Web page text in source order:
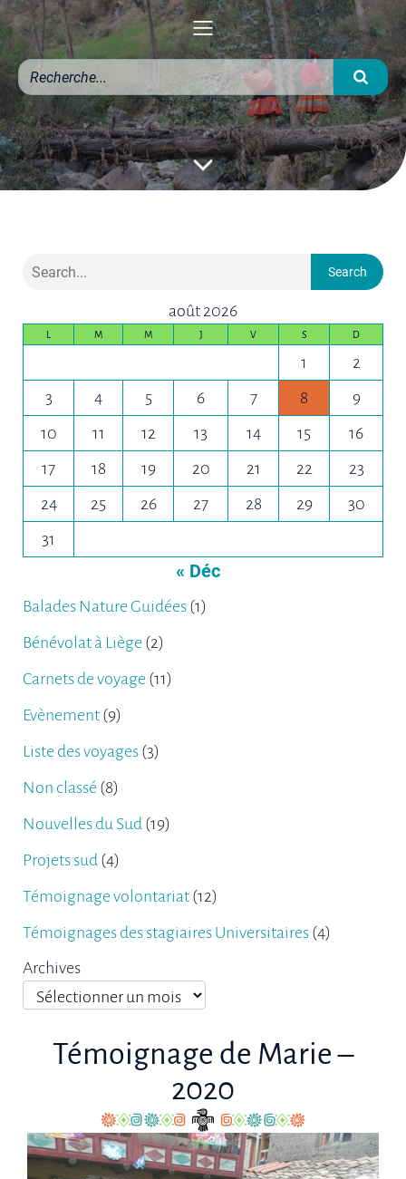
Search
août 2026
L M M J V S D
1
2
3
4 5 6 7 8
9
10
11 12 13 14 15
16
17
18 19 20 21 22
23
24
25 26 27 28 29
30
31
« Déc
Balades Nature Guidées (1)
Bénévolat à Liège (2)
Carnets de voyage (11)
Evènement (9)
Liste des voyages (3)
Non classé (8)
Nouvelles du Sud (19)
Projets sud (4)
Témoignage volontariat (12)
Témoignages des stagiaires Universitaires (4)
Archives
Témoignage de Marie –
2020